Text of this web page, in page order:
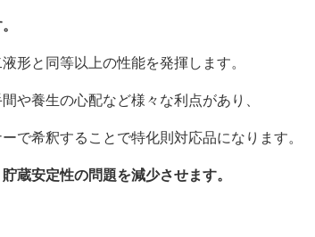
形と同等以上の性能を発揮します。
や養生の心配など様々な利点があり、
で希釈することで特化則対応品になります。
蔵安定性の問題を減少させます。